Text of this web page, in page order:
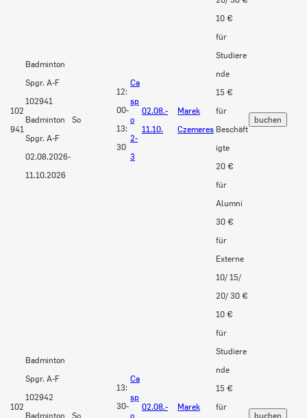
102
941
Badminton
Spgr. A-F
102941
Badminton
Spgr. A-F
02.08.2026-
11.10.2026
So
12:
00-
13:
30
Ca
sp
o
2-
3
02.08.-
11.10.
Marek
Czemeres
10 €
für
Studiere
nde
15 €
für
Beschäft
igte
20 €
für
Alumni
30 €
für
Externe
102
Badminton
Spgr. A-F
102942
Badminton
So
13:
30-
Ca
sp
o
02.08.-
Marek
10/ 15/
20/ 30 €
10 €
für
Studiere
nde
15 €
für